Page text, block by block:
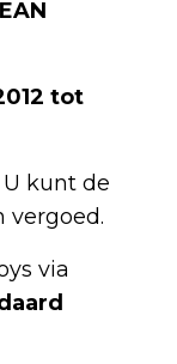
EAN
tot
kunt de
vergoed.
via